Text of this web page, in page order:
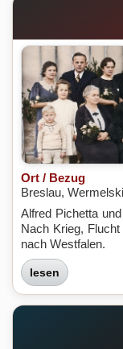
Ort / Bezug
Breslau,
Alfred Pichetta
Nach Krieg,
nach Westfalen.
lesen